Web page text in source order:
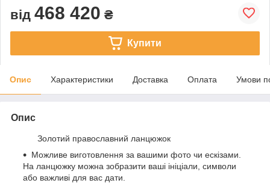
від 468 420 ₴
Купити
Опис Характеристики Доставка Оплата Умови
Опис
Золотий православний ланцюжок
Можливе виготовлення за вашими фото чи ескізами.
На ланцюжку можна зобразити ваші ініціали, символи
або важливі для вас дати.